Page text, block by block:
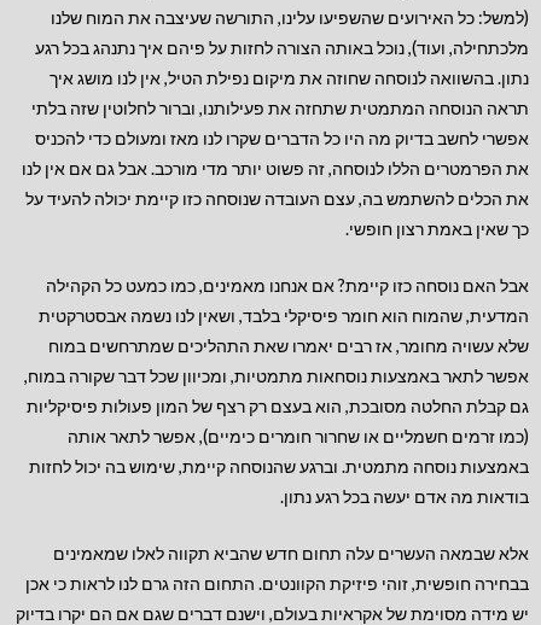
(למשל: כל האירועים שהשפיעו עלינו, התורשה שעיצבה את המוח שלנו
מלכתחילה, ועוד), נוכל באותה הצורה לחזות על פיהם איך נתנהג בכל רגע
נתון. בהשוואה לנוסחה שחוזה את מיקום נפילת הטיל, אין לנו מושג איך
תראה הנוסחה המתמטית שתחזה את פעילותנו, וברור לחלוטין שזה בלתי
אפשרי לחשב בדיוק מה היו כל הדברים שקרו לנו מאז ומעולם כדי להכניס
את הפרמטרים הללו לנוסחה, זה פשוט יותר מדי מורכב. אבל גם אם אין לנו
את הכלים להשתמש בה, עצם העובדה שנוסחה כזו קיימת יכולה להעיד על
כך שאין באמת רצון חופשי.
אבל האם נוסחה כזו קיימת? אם אנחנו מאמינים, כמו כמעט כל הקהילה
המדעית, שהמוח הוא חומר פיסיקלי בלבד, ושאין לנו נשמה אבסטרקטית
שלא עשויה מחומר, אז רבים יאמרו שאת התהליכים שמתרחשים במוח
אפשר לתאר באמצעות נוסחאות מתמטיות, ומכיוון שכל דבר שקורה במוח,
גם קבלת החלטה מסובכת, הוא בעצם רק רצף של המון פעולות פיסיקליות
(כמו זרמים חשמליים או שחרור חומרים כימיים), אפשר לתאר אותה
באמצעות נוסחה מתמטית. וברגע שהנוסחה קיימת, שימוש בה יכול לחזות
בודאות מה אדם יעשה בכל רגע נתון.
אלא שבמאה העשרים עלה תחום חדש שהביא תקווה לאלו שמאמינים
בבחירה חופשית, זוהי פיזיקת הקוונטים. התחום הזה גרם לנו לראות כי אכן
יש מידה מסוימת של אקראיות בעולם, וישנם דברים שגם אם הם יקרו בדיוק